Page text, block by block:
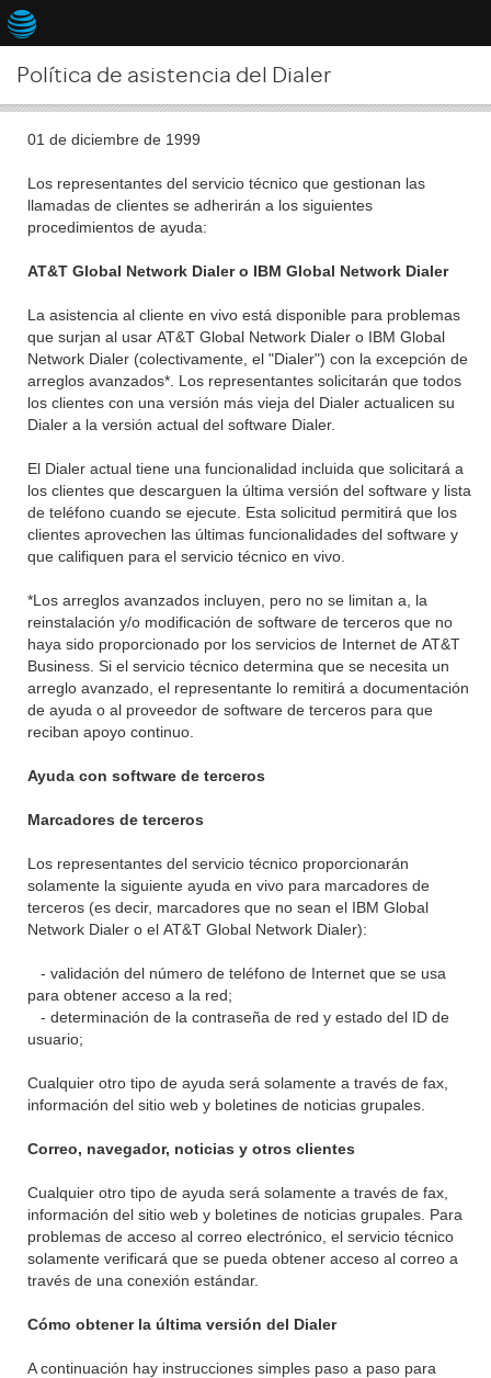
Política de asistencia del Dialer
01 de diciembre de 1999
Los representantes del servicio técnico que gestionan las
llamadas de clientes se adherirán a los siguientes
procedimientos de ayuda:
AT&T Global Network Dialer o IBM Global Network Dialer
La asistencia al cliente en vivo está disponible para problemas
que surjan al usar AT&T Global Network Dialer o IBM Global
Network Dialer (colectivamente, el "Dialer") con la excepción de
arreglos avanzados*. Los representantes solicitarán que todos
los clientes con una versión más vieja del Dialer actualicen su
Dialer a la versión actual del software Dialer.
El Dialer actual tiene una funcionalidad incluida que solicitará a
los clientes que descarguen la última versión del software y lista
de teléfono cuando se ejecute. Esta solicitud permitirá que los
clientes aprovechen las últimas funcionalidades del software y
que califiquen para el servicio técnico en vivo.
*Los arreglos avanzados incluyen, pero no se limitan a, la
reinstalación y/o modificación de software de terceros que no
haya sido proporcionado por los servicios de Internet de AT&T
Business. Si el servicio técnico determina que se necesita un
arreglo avanzado, el representante lo remitirá a documentación
de ayuda o al proveedor de software de terceros para que
reciban apoyo continuo.
Ayuda con software de terceros
Marcadores de terceros
Los representantes del servicio técnico proporcionarán
solamente la siguiente ayuda en vivo para marcadores de
terceros (es decir, marcadores que no sean el IBM Global
Network Dialer o el AT&T Global Network Dialer):
- validación del número de teléfono de Internet que se usa
para obtener acceso a la red;
- determinación de la contraseña de red y estado del ID de
usuario;
Cualquier otro tipo de ayuda será solamente a través de fax,
información del sitio web y boletines de noticias grupales.
Correo, navegador, noticias y otros clientes
Cualquier otro tipo de ayuda será solamente a través de fax,
información del sitio web y boletines de noticias grupales. Para
problemas de acceso al correo electrónico, el servicio técnico
solamente verificará que se pueda obtener acceso al correo a
través de una conexión estándar.
Cómo obtener la última versión del Dialer
A continuación hay instrucciones simples paso a paso para